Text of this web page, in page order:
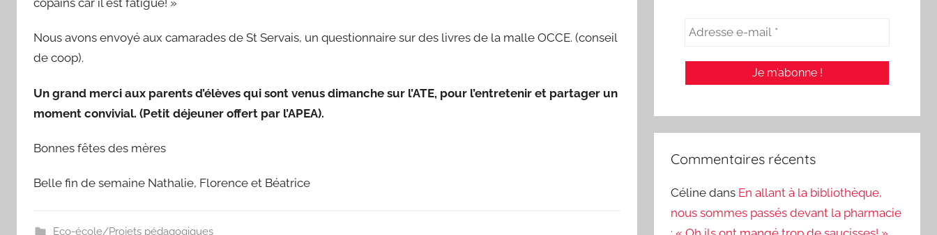
copains car il est fatigué! »
Nous avons envoyé aux camarades de St Servais, un questionnaire sur des livres de la malle OCCE. (conseil
de coop).
Un grand merci aux parents d’élèves qui sont venus dimanche sur l’ATE, pour l’entretenir et partager un
moment convivial. (Petit déjeuner offert par l’APEA).
Bonnes fêtes des mères
Belle fin de semaine Nathalie, Florence et Béatrice
Eco-école/Projets pédagogiques
Commentaires récents
Céline dans En allant à la bibliothèque,
nous sommes passés devant la pharmacie